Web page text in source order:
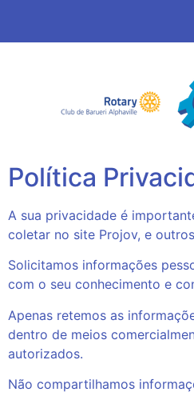
Política
A sua privacidade é
coletar no site Projov, e
Solicitamos informações
com o seu conhecimento e
Apenas retemos as
dentro de meios
autorizados.
Não compartilhamos